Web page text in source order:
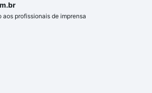
profissionais de imprensa